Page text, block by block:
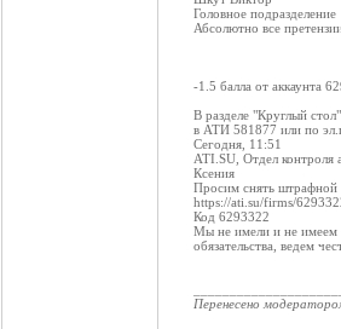
Головное подразделение
Абсолютно все
-1.5 балла от аккаунта
В разделе "Круглый
в АТИ 581877 или по
Сегодня, 11:51
ATI.SU, Отдел контроля
Ксения
Просим снять штрафной
https://ati.su/firms/
Код 6293322
Мы не имели и не имеем
обязательства, ведем
Перенесено